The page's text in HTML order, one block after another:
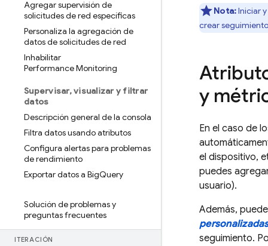
Agregar supervisión de
solicitudes de red específicas
Personaliza la agregación de
datos de solicitudes de red
Inhabilitar
Performance Monitoring
Supervisar,visualizar y filtrar
datos
Descripción general de la consola
Filtra datos usando atributos
Configura alertas para problemas
de rendimiento
Exportar datos a BigQuery
Solución de problemas y
preguntas frecuentes
ITERACIÓN
Nota:Iniciar
crear
y
En el caso de
el dispositivo,
puedes
usuario).
Además,
seguimiento.